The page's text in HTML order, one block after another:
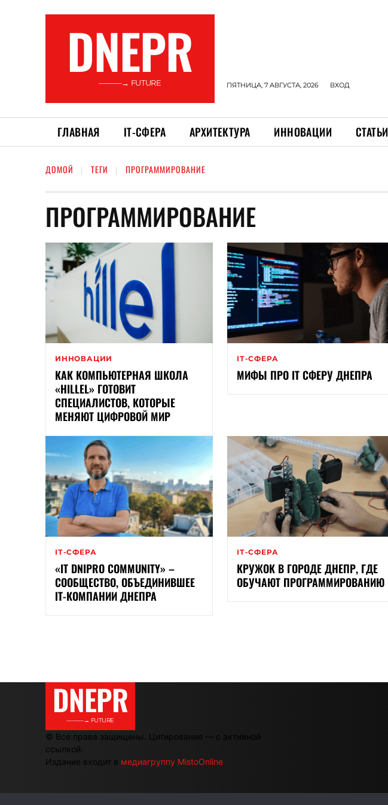
DNEPR
———→ FUTURE ПЯТНИЦА, 7 АВГУСТА, 2026 ВХОД
ГЛАВНАЯ ІТ-СФЕРА АРХИТЕКТУРА ИННОВАЦИИ СТАТЬИ
ДОМОЙ ТЕГИ ПРОГРАММИРОВАНИЕ
ПРОГРАММИРОВАНИЕ
ИННОВАЦИИ
КАК КОМПЬЮТЕРНАЯ ШКОЛА
«HILLEL» ГОТОВИТ
СПЕЦИАЛИСТОВ, КОТОРЫЕ
МЕНЯЮТ ЦИФРОВОЙ МИР
ІТ-СФЕРА
МИФЫ ПРО IT СФЕРУ ДНЕПРА
ІТ-СФЕРА
«IТ DNIPRO COMMUNITY» –
СООБЩЕСТВО, ОБЪЕДИНИВШЕЕ
ІТ-КОМПАНИИ ДНЕПРА
ІТ-СФЕРА
КРУЖОК В ГОРОДЕ ДНЕПР, ГДЕ
ОБУЧАЮТ ПРОГРАММИРОВАНИЮ
DNEPR
———→ FUTURE
© Все права защищены. Цитирование — с активной
ссылкой.
Издание входит в медиагруппу MistoOnline